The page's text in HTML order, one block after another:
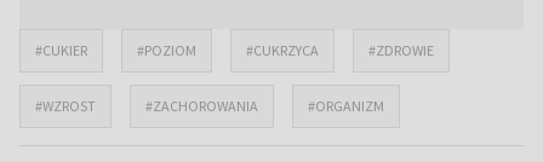
#CUKIER #POZIOM #CUKRZYCA #ZDROWIE
#WZROST #ZACHOROWANIA #ORGANIZM